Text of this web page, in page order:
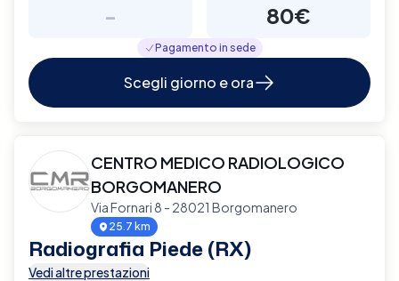
- 80€
Pagamento in sede
Scegli giorno e ora
CENTRO MEDICO RADIOLOGICO
BORGOMANERO
Via Fornari 8 - 28021 Borgomanero
25.7 km
Radiografia Piede (RX)
Vedi altre prestazioni